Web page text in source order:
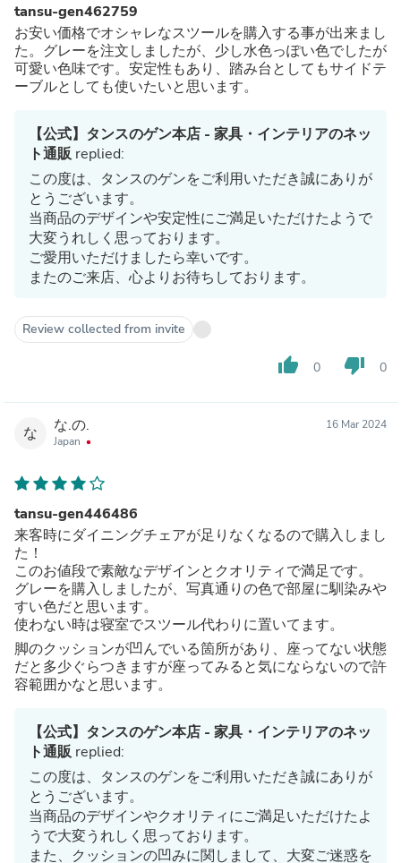
tansu-gen462759
お安い価格でオシャレなスツールを購入する事が出来まし
た。グレーを注文しましたが、少し水色っぽい色でしたが
可愛い色味です。安定性もあり、踏み台としてもサイドテ
ーブルとしても使いたいと思います。
【公式】タンスのゲン本店 - 家具・インテリアのネッ
ト通販replied:
この度は、タンスのゲンをご利用いただき誠にありが
とうございます。
当商品のデザインや安定性にご満足いただけたようで
大変うれしく思っております。
ご愛用いただけましたら幸いです。
またのご来店、心よりお待ちしております。
Review collected from invite
thumb_up 0 thumb_down 0
な な.の.
Japan
16 Mar 2024
tansu-gen446486
来客時にダイニングチェアが足りなくなるので購入しまし
た！
このお値段で素敵なデザインとクオリティで満足です。
グレーを購入しましたが、写真通りの色で部屋に馴染みや
すい色だと思います。
使わない時は寝室でスツール代わりに置いてます。
脚のクッションが凹んでいる箇所があり、座ってない状態
だと多少ぐらつきますが座ってみると気にならないので許
容範囲かなと思います。
【公式】タンスのゲン本店 - 家具・インテリアのネッ
ト通販replied:
この度は、タンスのゲンをご利用いただき誠にありが
とうございます。
当商品のデザインやクオリティにご満足いただけたよ
うで大変うれしく思っております。
また、クッションの凹みに関しまして、大変ご迷惑を